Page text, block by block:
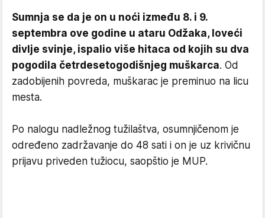
Sumnja se da je on u noći između 8. i 9.
septembra ove godine u ataru Odžaka, loveći
divlje svinje, ispalio više hitaca od kojih su dva
pogodila četrdesetogodišnjeg muškarca. Od
zadobijenih povreda, muškarac je preminuo na licu
mesta.
Po nalogu nadležnog tužilaštva, osumnjičenom je
određeno zadržavanje do 48 sati i on je uz krivičnu
prijavu priveden tužiocu, saopštio je MUP.